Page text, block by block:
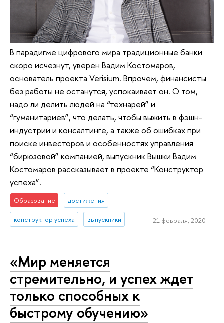
В парадигме цифрового мира традиционные банки
скоро исчезнут, уверен Вадим Костомаров,
основатель проекта Verisium. Впрочем, финансисты
без работы не останутся, успокаивает он. О том,
надо ли делить людей на “технарей” и
“гуманитариев”, что делать, чтобы выжить в фэшн-
индустрии и консалтинге, а также об ошибках при
поиске инвесторов и особенностях управления
“бирюзовой” компанией, выпускник Вышки Вадим
Костомаров рассказывает в проекте “Конструктор
успеха”.
Образование достижения
конструктор успеха выпускники 21 февраля, 2020 г.
«Мир меняется
стремительно, и успех ждет
только способных к
быстрому обучению»